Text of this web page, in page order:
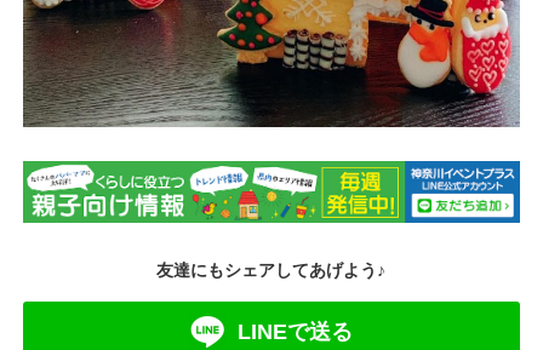
友達にもシェアしてあげよう♪
LINEで送る